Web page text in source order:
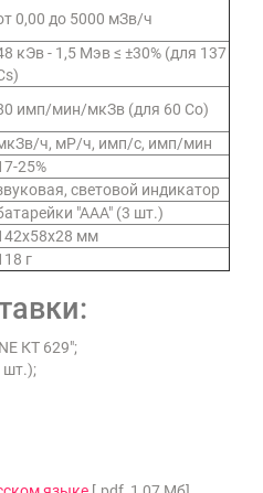
0,00 до 5000 мЗв/ч
кЭв - 1,5 Мэв ≤ ±30% (для 137
имп/мин/мкЗв (для 60 Со)
ч, мР/ч, имп/с, имп/мин
25%
световой индикатор
"ААА" (3 шт.)
мм
г
КТ 629";
шт.);